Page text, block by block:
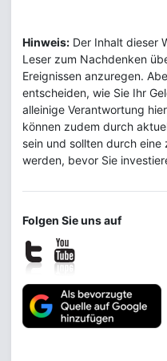
Hinweis: Der Inhalt dieser
Leser zum Nachdenken
Ereignissen anzuregen.
entscheiden, wie Sie Ihr
alleinige Verantwortung
können zudem durch
sein und sollten durch
werden, bevor Sie
Folgen Sie uns auf